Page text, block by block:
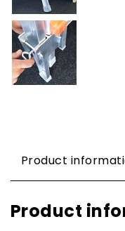
Product
Product